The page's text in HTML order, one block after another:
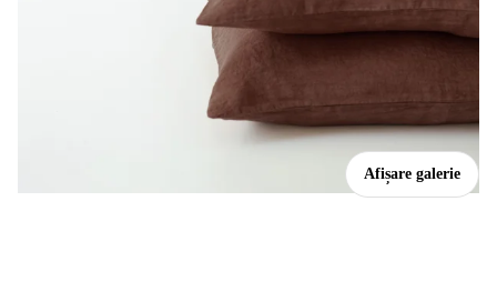
Afișare galerie